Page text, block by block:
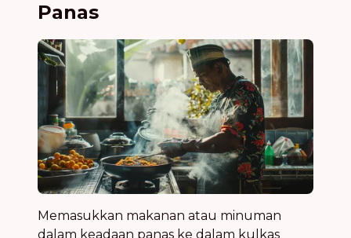
Panas
Memasukkan makanan atau minuman
dalam keadaan panas ke dalam kulkas